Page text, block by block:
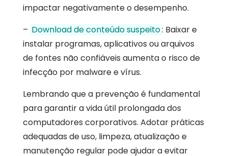
impactar negativamente o desempenho.
– Download de conteúdo suspeito: Baixar e
instalar programas, aplicativos ou arquivos
de fontes não confiáveis aumenta o risco de
infecção por malware e vírus.
Lembrando que a prevenção é fundamental
para garantir a vida útil prolongada dos
computadores corporativos. Adotar práticas
adequadas de uso, limpeza, atualização e
manutenção regular pode ajudar a evitar